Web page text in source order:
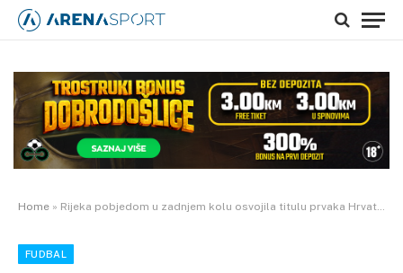
Home » Rijeka pobjedom u zadnjem kolu osvojila titulu prvaka Hrvatske
FUDBAL